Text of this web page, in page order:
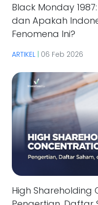
Black Monday
dan Apakah
Fenomena Ini?
ARTIKEL | 06 Feb 2026
High Shareholding